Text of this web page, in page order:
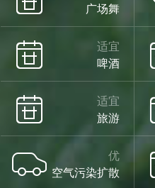
广场舞
适宜
啤酒
适宜
旅游
优
空气污染扩散